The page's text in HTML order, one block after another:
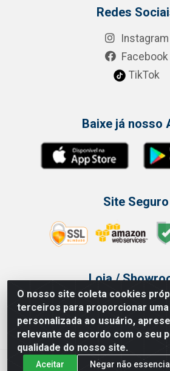
O nosso site coleta cookies
terceiros para proporcionar
personalizada ao usuário,
relevante de acordo com o seu
qualidade do nosso site.
Aceitar Negar não
Redes
Instagram
Facebook
TikTok
Baixe já nosso
Site Seguro
Loja /
Tel.: (11) 3314 6400
Av Vautier, 468 - Pari -
Issam Importação e Exportação LTDA -